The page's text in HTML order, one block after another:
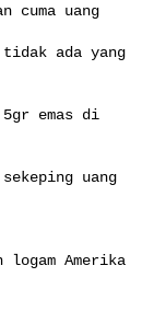
cuma uang
ada yang
emas di
uang
Amerika